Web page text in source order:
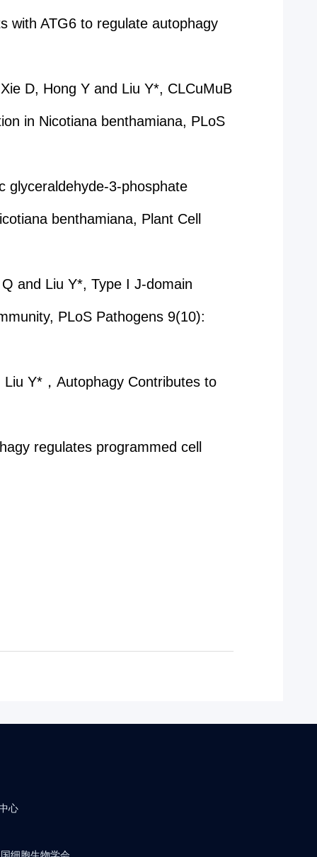
with ATG6 to regulate autophagy
D, Hong Y and Liu Y*, CLCuMuB
in Nicotiana benthamiana, PLoS
glyceraldehyde-3-phosphate
benthamiana, Plant Cell
and Liu Y*, Type I J-domain
PLoS Pathogens 9(10):
Y*，Autophagy Contributes to
regulates programmed cell
心